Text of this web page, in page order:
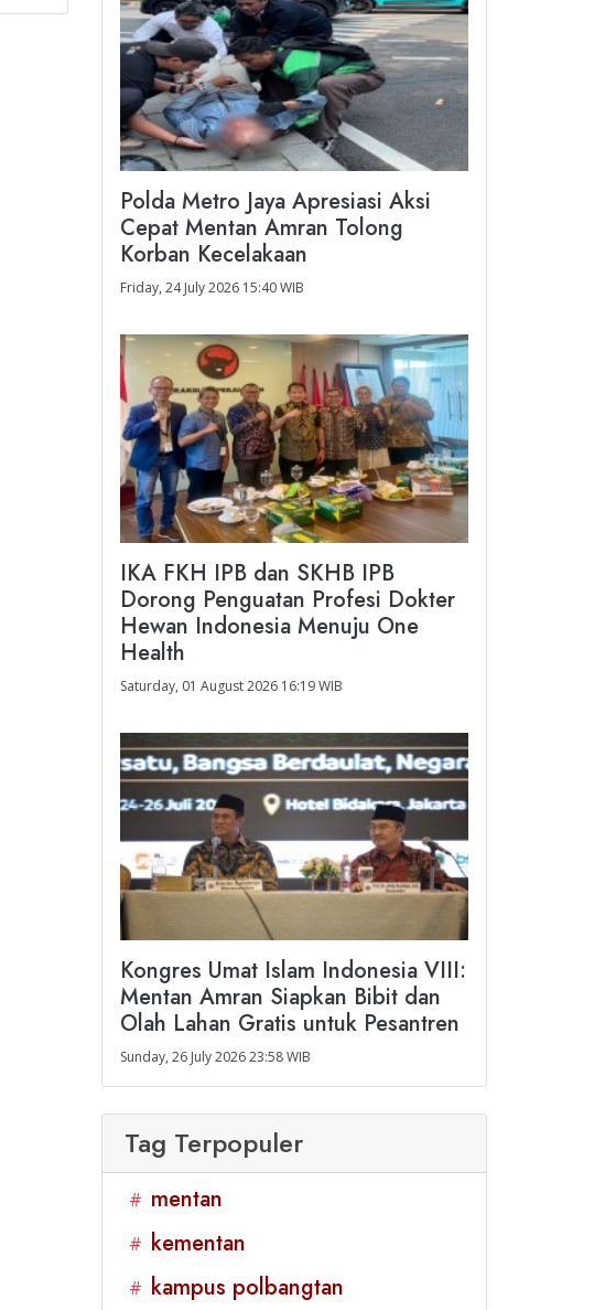
Polda Metro Jaya Apresiasi Aksi
Cepat Mentan Amran Tolong
Korban Kecelakaan
Friday, 24 July 2026 15:40 WIB
IKA FKH IPB dan SKHB IPB
Dorong Penguatan Profesi Dokter
Hewan Indonesia Menuju One
Health
Saturday, 01 August 2026 16:19 WIB
Kongres Umat Islam Indonesia VIII:
Mentan Amran Siapkan Bibit dan
Olah Lahan Gratis untuk Pesantren
Sunday, 26 July 2026 23:58 WIB
Tag Terpopuler
# mentan
# kementan
# kampus polbangtan